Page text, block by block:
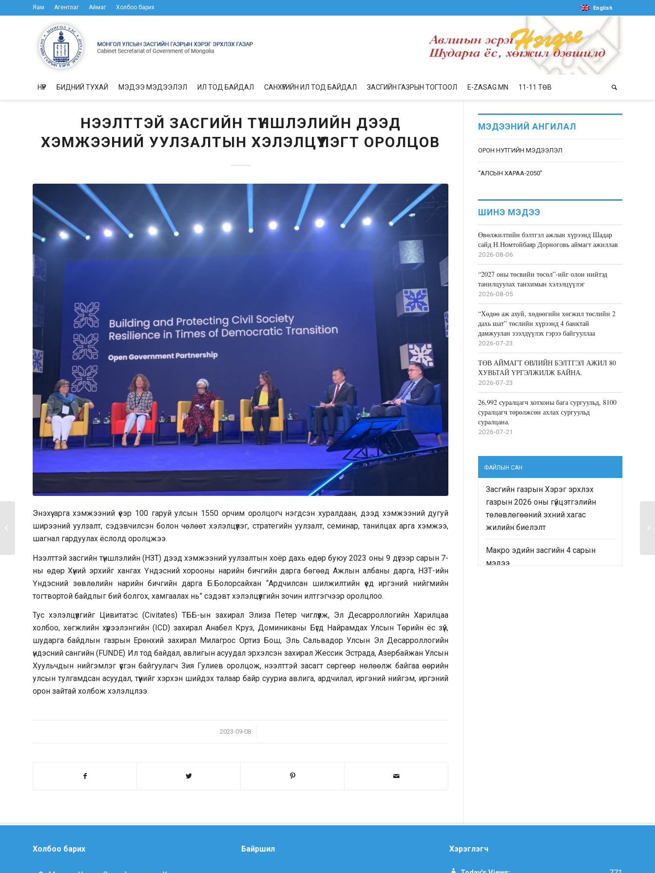
Яам Агентлаг Аймаг Холбоо барих English
НҮҮР БИДНИЙ ТУХАЙ МЭДЭЭ МЭДЭЭЛЭЛ ИЛ ТОД БАЙДАЛ САНХҮҮГИЙН ИЛ ТОД БАЙДАЛ ЗАСГИЙН ГАЗРЫН ТОГТООЛ E-ZASAG.MN 11-11 ТӨВ
НЭЭЛТТЭЙ ЗАСГИЙН ТҮНШЛЭЛИЙН ДЭЭД
ХЭМЖЭЭНИЙ УУЛЗАЛТЫН ХЭЛЭЛЦҮҮЛЭГТ ОРОЛЦОВ
Энэхүү арга хэмжээний үеэр 100 гаруй улсын 1550 орчим оролцогч нэгдсэн хуралдаан, дээд хэмжээний дугуй
ширээний уулзалт, сэдэвчилсэн болон чөлөөт хэлэлцүүлэг, стратегийн уулзалт, семинар, танилцах арга хэмжээ,
шагнал гардуулах ёслолд оролцжээ.
Нээлттэй засгийн түншлэлийн (НЗТ) дээд хэмжээний уулзалтын хоёр дахь өдөр буюу 2023 оны 9 дүгээр сарын 7-
ны өдөр Хүний эрхийг хангах Үндэсний хорооны нарийн бичгийн дарга бөгөөд Ажлын албаны дарга, НЗТ-ийн
Үндэсний зөвлөлийн нарийн бичгийн дарга Б.Болорсайхан “Ардчилсан шилжилтийн үед иргэний нийгмийн
тогтвортой байдлыг бий болгох, хамгаалах нь” сэдэвт хэлэлцүүлгийн зочин илтгэгчээр оролцлоо.
Тус хэлэлцүүлгийг Цивитатэс (Civitates) ТББ-ын захирал Элиза Петер чиглүүлж, Эл Десарроллогийн Харилцаа
холбоо, хөгжлийн хүрээлэнгийн (ICD) захирал Анабел Круз, Доминиканы Бүгд Найрамдах Улсын Төрийн ёс зүй,
шударга байдлын газрын Ерөнхий захирал Милагрос Ортиз Бош, Эль Сальвадор Улсын Эл Десарроллогийн
үндэсний сангийн (FUNDE) Ил тод байдал, авлигын асуудал эрхэлсэн захирал Жессик Эстрада, Азербайжан Улсын
Хуульчдын нийгэмлэг үүсгэн байгуулагч Зия Гулиев оролцож, нээлттэй засагт сөргөөр нөлөөлж байгаа өөрийн
улсын тулгамдсан асуудал, түүнийг хэрхэн шийдэх талаар байр сууриа авлига, ардчилал, иргэний нийгэм, иргэний
орон зайтай холбож хэлэлцлээ.
2023-09-08
/
МЭДЭЭНИЙ АНГИЛАЛ
ОРОН НУТГИЙН МЭДЭЭЛЭЛ
“АЛСЫН ХАРАА-2050”
ШИНЭ МЭДЭЭ
Өвөлжилтийн бэлтгэл ажлын хүрээнд Шадар
сайд Н.Номтойбаяр Дорноговь аймагт ажиллав
2026-08-06
“2027 оны төсвийн төсөл”-ийг олон нийтэд
танилцуулах танхимын хэлэлцүүлэг
2026-08-05
“Хөдөө аж ахуй, хөдөөгийн хөгжил төслийн 2
дахь шат” төслийн хүрээнд 4 банктай
дамжуулан зээлдүүлэх гэрээ байгууллаа
2026-07-23
ТӨВ АЙМАГТ ӨВЛИЙН БЭЛТГЭЛ АЖИЛ 80
ХУВЬТАЙ ҮРГЭЛЖИЛЖ БАЙНА.
2026-07-23
26,992 суралцагч хотхоны бага сургуульд, 8100
суралцагч төрөлжсөн ахлах сургуульд
суралцана.
2026-07-21
ФАЙЛЫН САН
Засгийн газрын Хэрэг эрхлэх
газрын 2026 оны гүйцэтгэлийн
төлөвлөгөөний эхний хагас
жилийн биелэлт
Макро эдийн засгийн 4 сарын
мэдээ
газрын 2025 оны гүйцэтгэлийн
төлөвлөгөөний биелэлтэд хяналт-
Холбоо барих Байршил Хэрэглэгч
НЭЭЛТТЭЙ ЗАСГИЙН
ТҮНШЛЭЛИЙН ДЭЭД
ХЭМЖЭЭНИЙ...